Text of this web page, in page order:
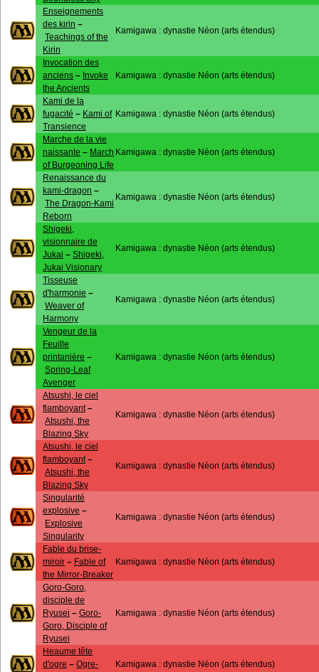
Enseignements
des kirin –
Teachings of the
Kirin
Kamigawa : dynastie Néon (arts étendus)
Invocation des
anciens – Invoke
the Ancients
Kamigawa : dynastie Néon (arts étendus)
Kami de la
fugacité – Kami of
Transience
Kamigawa : dynastie Néon (arts étendus)
Marche de la vie
naissante – March
of Burgeoning Life
Kamigawa : dynastie Néon (arts étendus)
Renaissance du
kami-dragon –
The Dragon-Kami
Reborn
Kamigawa : dynastie Néon (arts étendus)
Shigeki,
visionnaire de
Jukai – Shigeki,
Jukai Visionary
Kamigawa : dynastie Néon (arts étendus)
Tisseuse
d'harmonie –
Weaver of
Harmony
Kamigawa : dynastie Néon (arts étendus)
Vengeur de la
Feuille
printanière –
Spring-Leaf
Avenger
Kamigawa : dynastie Néon (arts étendus)
Atsushi, le ciel
flamboyant–
Atsushi, the
Blazing Sky
Kamigawa : dynastie Néon (arts étendus)
Atsushi, le ciel
flamboyant–
Atsushi, the
Blazing Sky
Kamigawa : dynastie Néon (arts étendus)
Singularité
explosive –
Explosive
Singularity
Kamigawa : dynastie Néon (arts étendus)
Fable du brise-
miroir – Fable of
the Mirror-Breaker
Kamigawa : dynastie Néon (arts étendus)
Goro-Goro,
disciple de
Ryusei – Goro-
Goro, Disciple of
Ryusei
Kamigawa : dynastie Néon (arts étendus)
Heaume tête
d'ogre – Ogre-
Kamigawa : dynastie Néon (arts étendus)